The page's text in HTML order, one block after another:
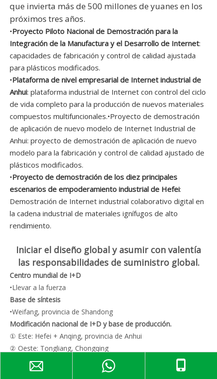
que invierta más de 500 millones de yuanes en los
próximos tres años.
•Proyecto Piloto Nacional de Demostración para la
Integración de la Manufactura y el Desarrollo de Internet:
capacidades de fabricación y control de calidad ajustada
para plásticos modificados.
•Plataforma de nivel empresarial de Internet industrial de
Anhui: plataforma industrial de Internet con control del ciclo
de vida completo para la producción de nuevos materiales
compuestos multifuncionales.•Proyecto de demostración
de aplicación de nuevo modelo de Internet Industrial de
Anhui: proyecto de demostración de aplicación de nuevo
modelo para la fabricación y control de calidad ajustado de
plásticos modificados.
•Proyecto de demostración de los diez principales
escenarios de empoderamiento industrial de Hefei:
Demostración de Internet industrial colaborativo digital en
la cadena industrial de materiales ignífugos de alto
rendimiento.
Iniciar el diseño global y asumir con valentía
las responsabilidades de suministro global.
Centro mundial de I+D
•Llevar a la fuerza
Base de síntesis
•Weifang, provincia de Shandong
Modificación nacional de I+D y base de producción.
① Este: Hefei + Anqing, provincia de Anhui
② Oeste: Tongliang, Chongqing
③ Sur: Foshan, provincia de Guangdong
diseño en el extranjero